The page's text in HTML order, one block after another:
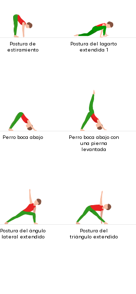
Postura de
estiramiento
Postura del lagarto
extendida 1
Perro boca abajo
Perro boca abajo con
una pierna
levantada
Postura del ángulo
lateral extendido
Postura del
triángulo extendido